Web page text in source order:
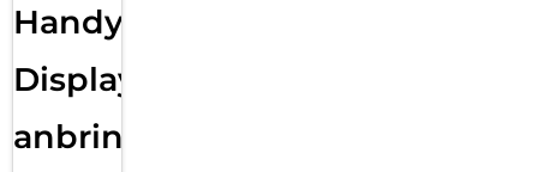
Handy
Displayfolie
anbringen